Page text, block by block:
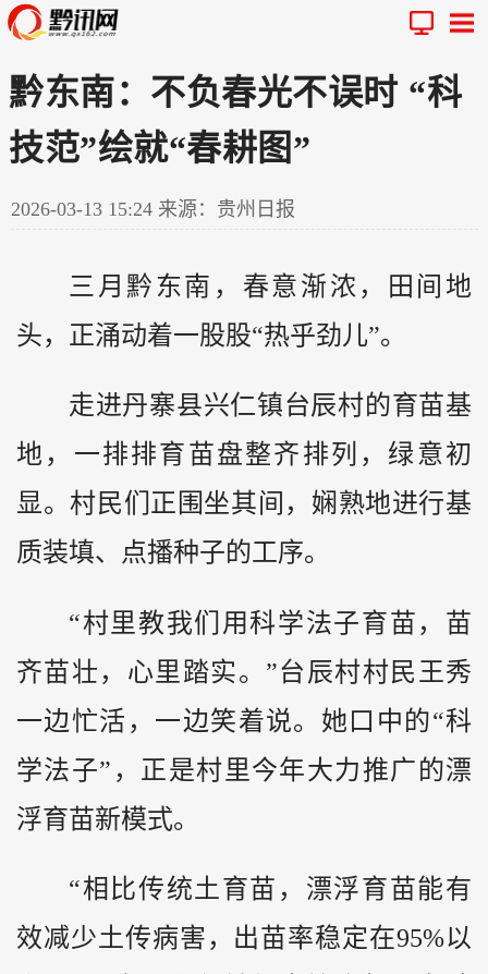
黔东南：不负春光不误时 “科
技范”绘就“春耕图”
2026-03-13 15:24 来源：贵州日报
三月 黔东南，春意渐浓，田间地
头，正涌动着一股股“热乎劲儿”。
走进丹寨县兴仁镇台辰村的育苗基
地，一排排育苗盘整齐排列，绿意初
显。村民们正围坐其间，娴熟地进行基
质装填、点播种子的工序。
“村里教我们用科学法子育苗，苗
齐苗壮，心里踏实。”台辰村村民王秀
一边忙活，一边笑着说。她口中的“科
学法子”，正是村里今年大力推广的漂
浮育苗新模式。
“相比传统土育苗，漂浮育苗能有
效减少土传病害，出苗率稳定在95%以